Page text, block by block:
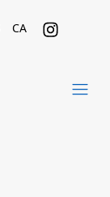
CA